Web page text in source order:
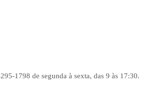
1798 de segunda à sexta, das 9 às 17:30.